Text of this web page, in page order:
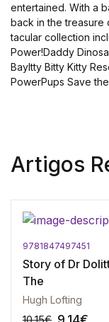
entertained. With a
back in the treasure
tacular collection
Power!Daddy
BayItty Bitty Kitty
PowerPups Save
Artigos
9781847497451
Story of Dr
The
Hugh Lofting